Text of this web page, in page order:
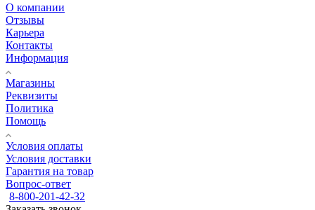
О компании
Отзывы
Карьера
Контакты
Информация
Магазины
Реквизиты
Политика
Помощь
Условия оплаты
Условия доставки
Гарантия на товар
Вопрос-ответ
8-800-201-42-32